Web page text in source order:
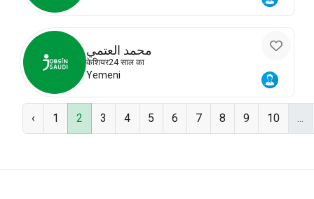
محمد العتمي
केशियर24 साल का
Yemeni
‹ 1 2 3 4 5 6 7 8 9 10 ...